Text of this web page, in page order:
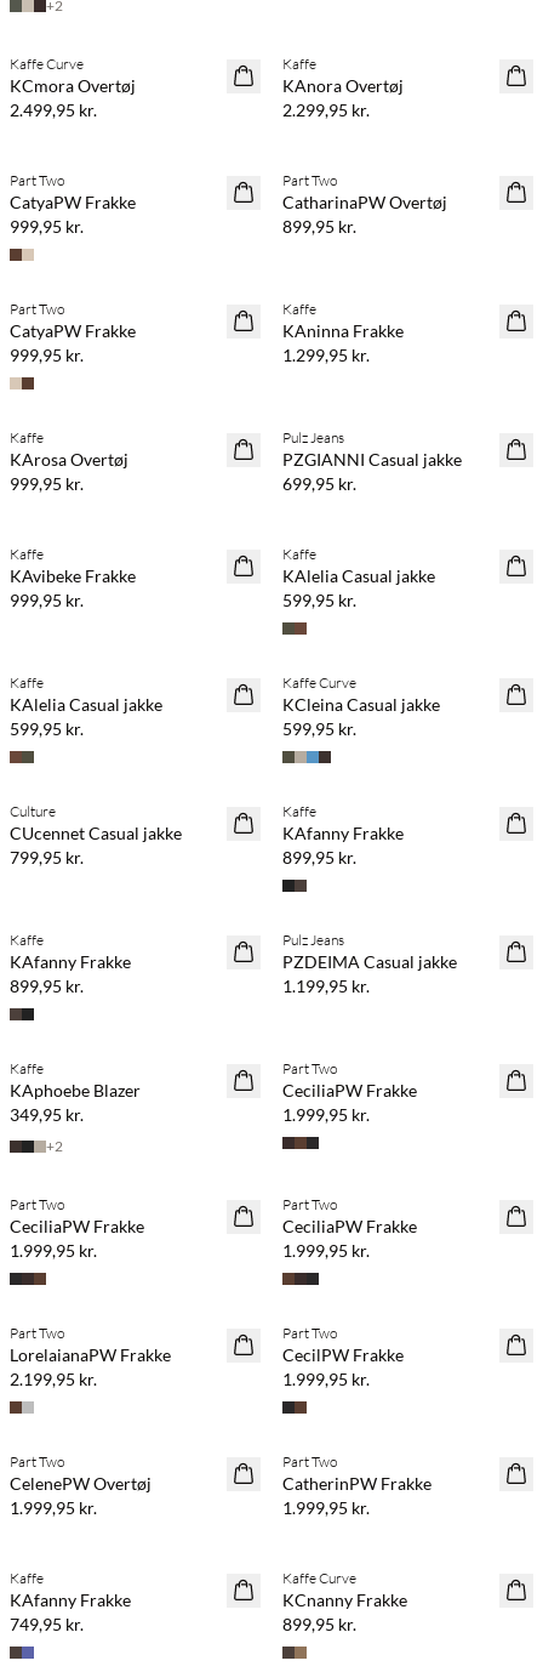
+2
NYHED
Kaffe Curve
KCmora Overtøj
2.499,95 kr.
NYHED
Kaffe
KAnora Overtøj
2.299,95 kr.
NYHED
Part Two
CatyaPW Frakke
999,95 kr.
NYHED
Part Two
CatharinaPW Overtøj
899,95 kr.
NYHED
Part Two
CatyaPW Frakke
999,95 kr.
NYHED
Kaffe
KAninna Frakke
1.299,95 kr.
NYHED
Kaffe
KArosa Overtøj
999,95 kr.
NYHED
Pulz Jeans
PZGIANNI Casual jakke
699,95 kr.
NYHED
Kaffe
KAvibeke Frakke
999,95 kr.
NYHED
Kaffe
KAlelia Casual jakke
599,95 kr.
NYHED
Kaffe
KAlelia Casual jakke
599,95 kr.
NYHED
Kaffe Curve
KCleina Casual jakke
599,95 kr.
NYHED
Culture
CUcennet Casual jakke
799,95 kr.
NYHED
Kaffe
KAfanny Frakke
899,95 kr.
NYHED
Kaffe
KAfanny Frakke
899,95 kr.
NYHED
Pulz Jeans
PZDEIMA Casual jakke
1.199,95 kr.
NYHED
Kaffe
KAphoebe Blazer
349,95 kr.
+2
NYHED
Part Two
CeciliaPW Frakke
1.999,95 kr.
NYHED
Part Two
CeciliaPW Frakke
1.999,95 kr.
NYHED
Part Two
CeciliaPW Frakke
1.999,95 kr.
NYHED
Køb min. 2 & spar 20%
Part Two
LorelaianaPW Frakke
2.199,95 kr.
NYHED
Køb min. 2 & spar 20%
Part Two
CecilPW Frakke
1.999,95 kr.
NYHED
Køb min. 2 & spar 20%
Part Two
CelenePW Overtøj
1.999,95 kr.
NYHED
Køb min. 2 & spar 20%
Part Two
CatherinPW Frakke
1.999,95 kr.
NYHED
Kaffe
KAfanny Frakke
749,95 kr.
NYHED
Kaffe Curve
KCnanny Frakke
899,95 kr.
Køb min. 2 & spar 20% Køb min. 2 & spar 20%